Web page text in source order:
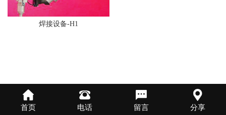
焊接设备-H1
首页 电话 留言 分享